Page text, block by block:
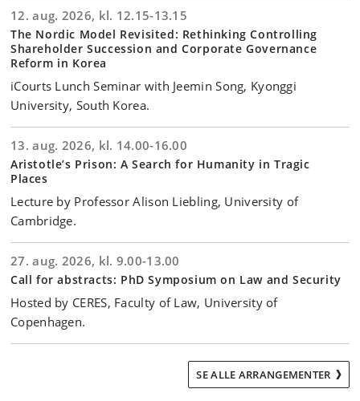
12. aug. 2026, kl. 12.15-13.15
The Nordic Model Revisited: Rethinking Controlling
Shareholder Succession and Corporate Governance
Reform in Korea
iCourts Lunch Seminar with Jeemin Song, Kyonggi
University, South Korea.
13. aug. 2026, kl. 14.00-16.00
Aristotle’s Prison: A Search for Humanity in Tragic
Places
Lecture by Professor Alison Liebling, University of
Cambridge.
27. aug. 2026, kl. 9.00-13.00
Call for abstracts: PhD Symposium on Law and Security
Hosted by CERES, Faculty of Law, University of
Copenhagen.
SE ALLE ARRANGEMENTER